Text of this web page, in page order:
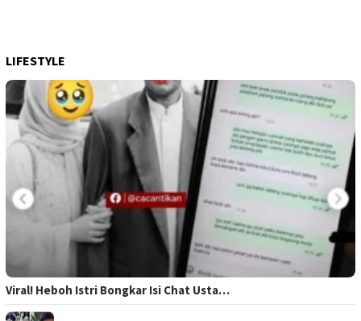
LIFESTYLE
Viral! Heboh Istri Bongkar Isi Chat Usta…